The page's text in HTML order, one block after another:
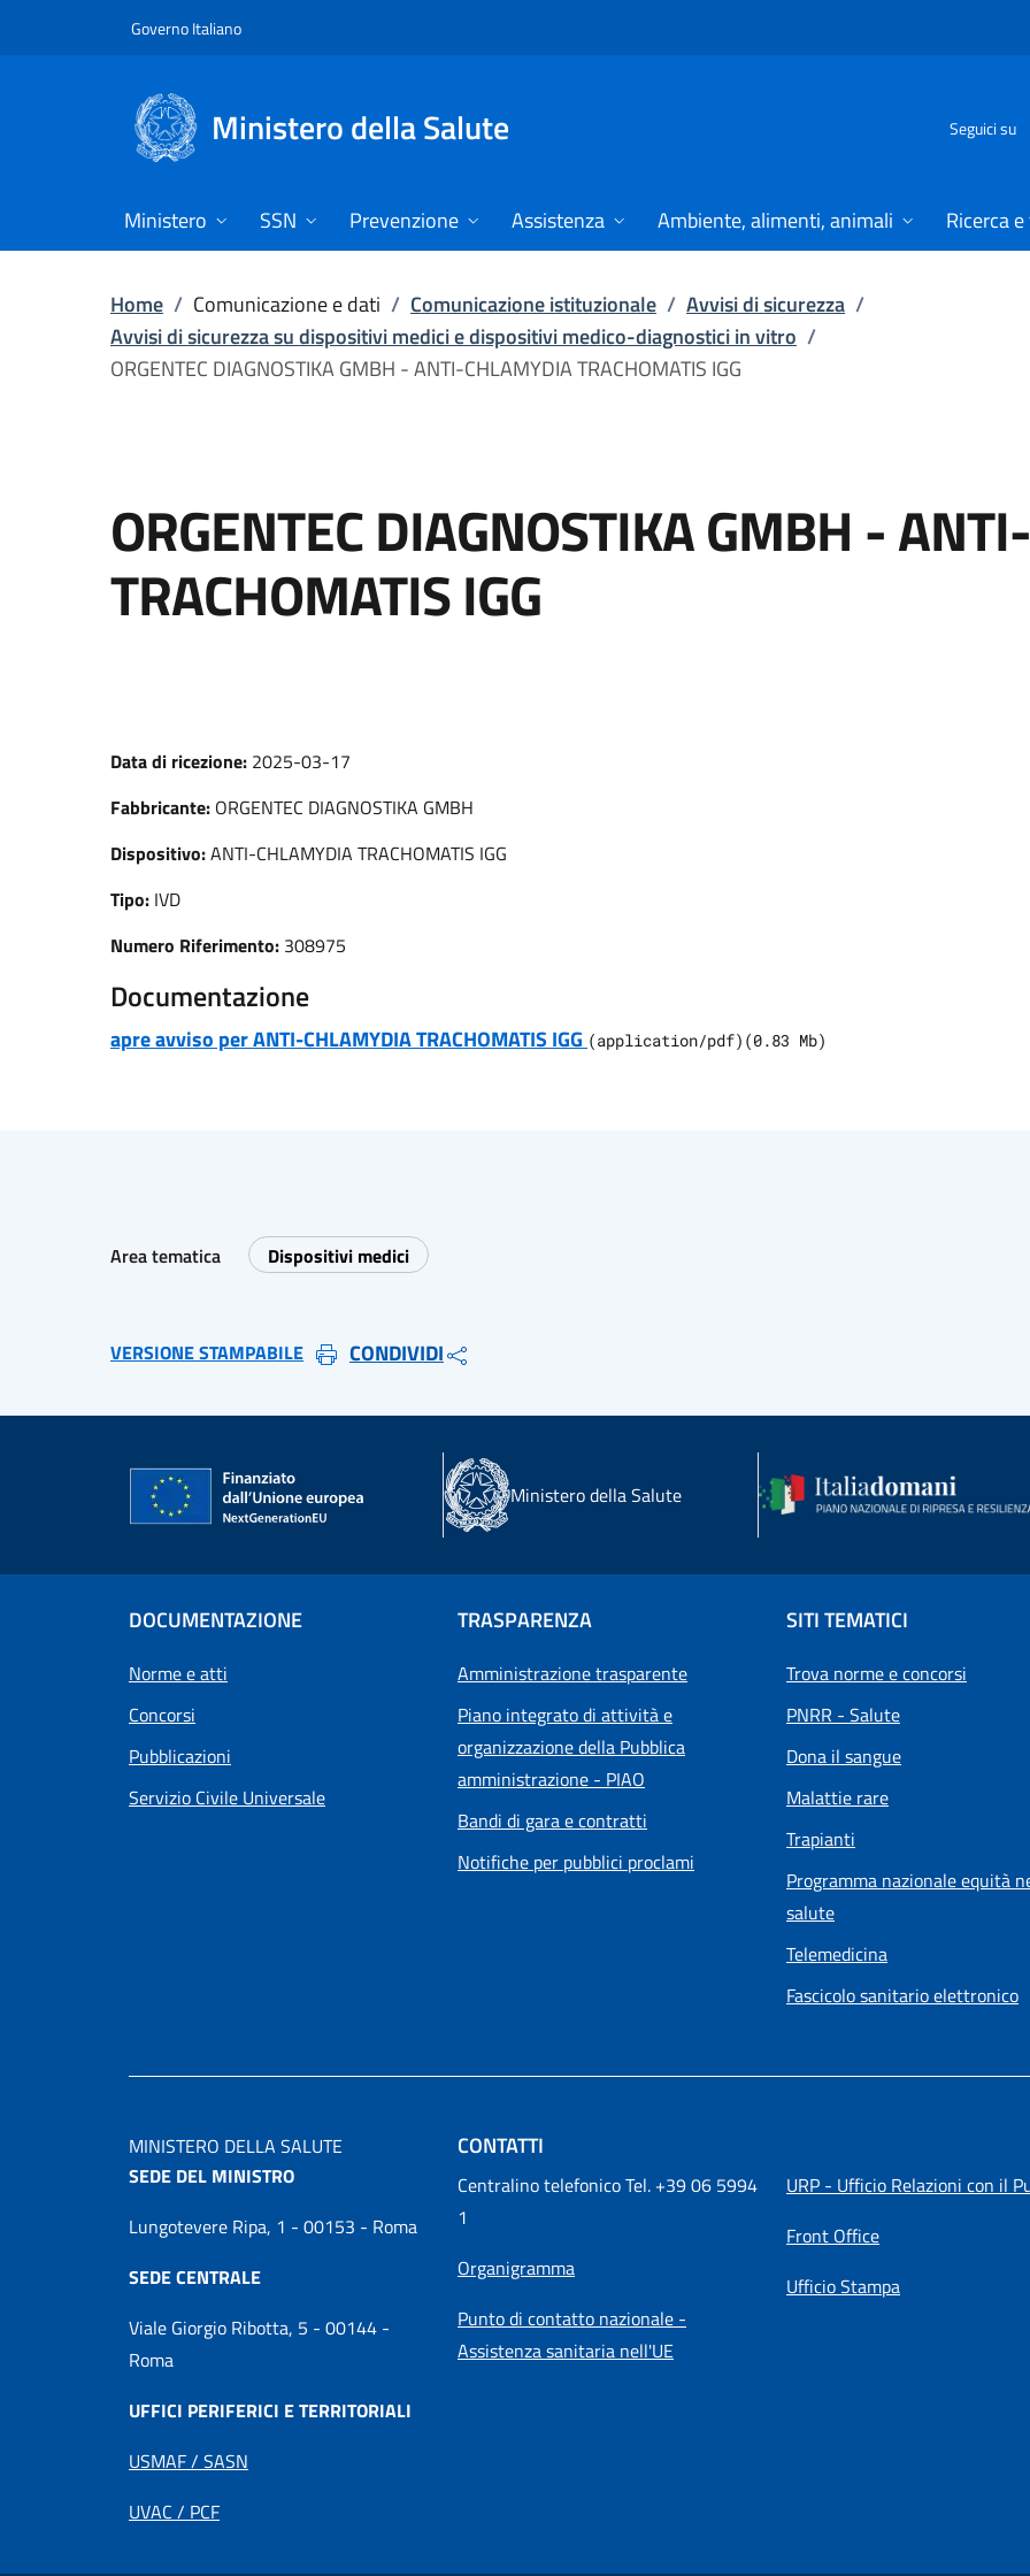
Governo Italiano
Ministero della Salute Seguici su
Ministero SSN Prevenzione Assistenza Ambiente, alimenti, animali Ricerca
Home / Comunicazione e dati / Comunicazione istituzionale / Avvisi di sicurezza /
Avvisi di sicurezza su dispositivi medici e dispositivi medico-diagnostici in vitro /
ORGENTEC DIAGNOSTIKA GMBH - ANTI-CHLAMYDIA TRACHOMATIS IGG
ORGENTEC DIAGNOSTIKA GMBH -
TRACHOMATIS IGG
Data di ricezione: 2025-03-17
Fabbricante: ORGENTEC DIAGNOSTIKA GMBH
Dispositivo:ANTI-CHLAMYDIA TRACHOMATIS IGG
Tipo: IVD
Numero Riferimento: 308975
Documentazione
apre avviso per ANTI-CHLAMYDIA TRACHOMATIS IGG (application/pdf) (0.83 Mb)
Area tematica Dispositivi medici
VERSIONE STAMPABILE CONDIVIDI
Ministero della Salute
DOCUMENTAZIONE
Norme e atti
Concorsi
Pubblicazioni
Servizio Civile Universale
TRASPARENZA
Amministrazione trasparente
Piano integrato di attività e
organizzazione della Pubblica
amministrazione - PIAO
Bandi di gara e contratti
Notifiche per pubblici proclami
SITI TEMATICI
Trova norme e concorsi
PNRR - Salute
Dona il sangue
Malattie rare
Trapianti
Programma nazionale equità
salute
Telemedicina
Fascicolo sanitario elettronico
MINISTERO DELLA SALUTE
SEDE DEL MINISTRO
Lungotevere Ripa, 1 - 00153 - Roma
SEDE CENTRALE
Viale Giorgio Ribotta, 5 - 00144 -
Roma
UFFICI PERIFERICI E TERRITORIALI
USMAF / SASN
UVAC / PCF
CONTATTI
Centralino telefonico Tel. +39 06 5994
1
Organigramma
Punto di contatto nazionale -
Assistenza sanitaria nell'UE
URP - Ufficio Relazioni con il
Front Office
Ufficio Stampa